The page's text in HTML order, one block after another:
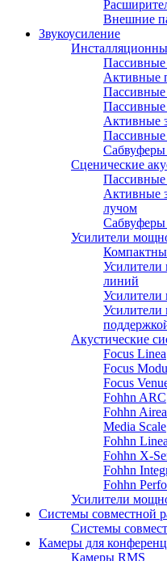
Внешние
Звукоусиление
Активные
Пассивные
Активные
Сценические
Активные
лучом
Сабвуферы
Усилители
Усилители
линий
Усилители
Акустические
Focus Linea
Focus
Focus
Fohhn ARC
Fohhn Airea
Media Scale
Fohhn Linea
Fohhn X-
Fohhn
Fohhn
Усилители
Системы совместной
Системы
Камеры для
Камеры RMS